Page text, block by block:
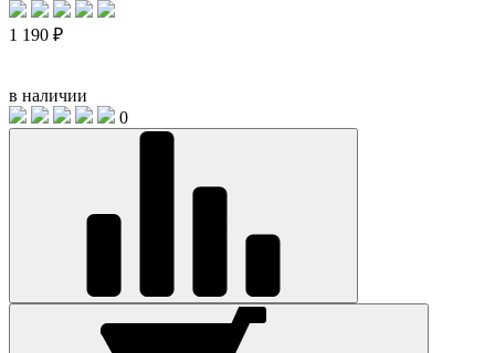
1 190 ₽
в наличии
0